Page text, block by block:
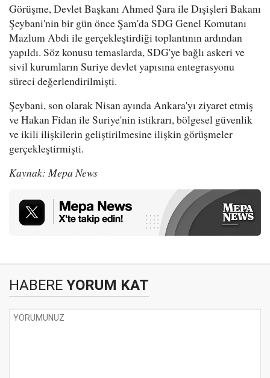
Görüşme, Devlet Başkanı Ahmed Şara ile Dışişleri Bakanı
Şeybani'nin bir gün önce Şam'da SDG Genel Komutanı
Mazlum Abdi ile gerçekleştirdiği toplantının ardından
yapıldı. Söz konusu temaslarda, SDG'ye bağlı askeri ve
sivil kurumların Suriye devlet yapısına entegrasyonu
süreci değerlendirilmişti.
Şeybani, son olarak Nisan ayında Ankara'yı ziyaret etmiş
ve Hakan Fidan ile Suriye'nin istikrarı, bölgesel güvenlik
ve ikili ilişkilerin geliştirilmesine ilişkin görüşmeler
gerçekleştirmişti.
Kaynak: Mepa News
HABERE YORUM KAT